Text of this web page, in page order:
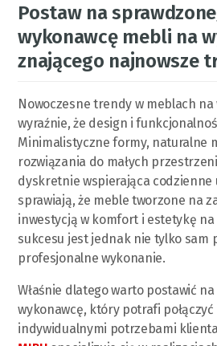
Postaw na
wykonawcę mebli na
znającego najnowsze
Nowoczesne trendy w meblach
wyraźnie, że design i
Minimalistyczne formy, naturalne
rozwiązania do małych
dyskretnie wspierająca codzienne
sprawiają, że meble tworzone na
inwestycją w komfort i estetykę na
sukcesu jest jednak nie tylko sam
profesjonalne wykonanie.
Właśnie dlatego warto postawić
wykonawcę, który potrafi
indywidualnymi potrzebami